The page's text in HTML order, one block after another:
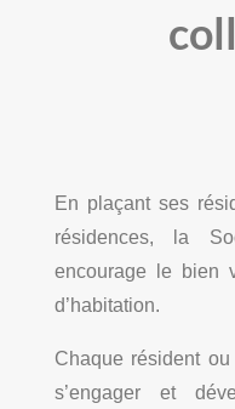
En plaçant ses
résidences, la
encourage le bien
d’habitation.
Chaque résident
s’engager et